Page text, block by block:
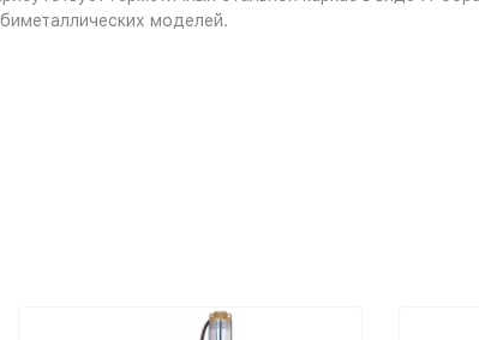
моделей.